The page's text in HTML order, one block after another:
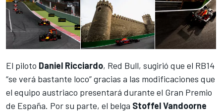
El piloto Daniel Ricciardo, Red Bull, sugirió que el RB14
“se verá bastante loco” gracias a las modificaciones que
el equipo austriaco presentará durante el Gran Premio
de España. Por su parte, el belga Stoffel Vandoorne